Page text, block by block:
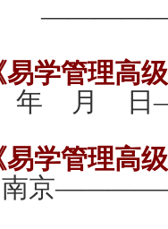
易学管理高
月 日
易学管理高
京